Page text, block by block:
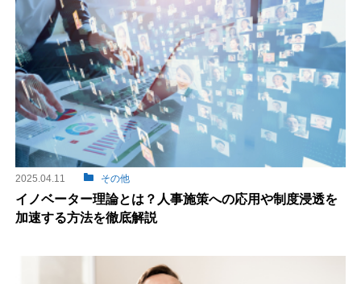
2025.04.11 その他
イノベーター理論とは？人事施策への応用や制度浸透を
加速する方法を徹底解説